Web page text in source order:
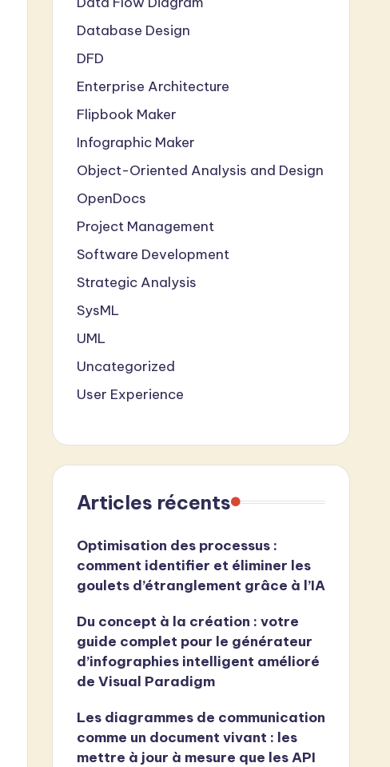
Database Design
DFD
Enterprise Architecture
Flipbook Maker
Infographic Maker
Object-Oriented Analysis and Design
OpenDocs
Project Management
Software Development
Strategic Analysis
SysML
UML
Uncategorized
User Experience
Articles récents
Optimisation des processus :
comment identifier et éliminer les
goulets d’étranglement grâce à l’IA
Du concept à la création : votre
guide complet pour le générateur
d’infographies intelligent amélioré
de Visual Paradigm
Les diagrammes de communication
comme un document vivant : les
mettre à jour à mesure que les API